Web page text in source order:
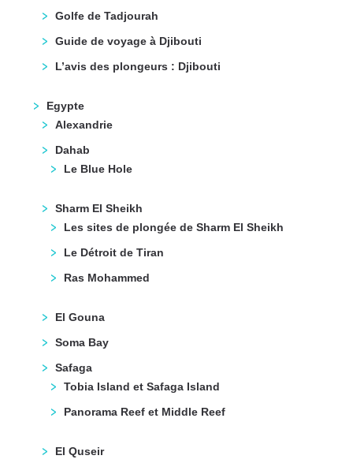
Golfe de Tadjourah
Guide de voyage à Djibouti
L’avis des plongeurs : Djibouti
Egypte
Alexandrie
Dahab
Le Blue Hole
Sharm El Sheikh
Les sites de plongée de Sharm El Sheikh
Le Détroit de Tiran
Ras Mohammed
El Gouna
Soma Bay
Safaga
Tobia Island et Safaga Island
Panorama Reef et Middle Reef
El Quseir